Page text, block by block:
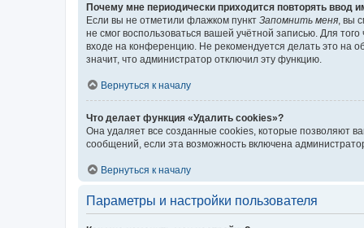
Почему мне периодически приходится повторять ввод
Если вы не отметили флажком пункт Запомнить меня , вы
не смог воспользоваться вашей учётной записью. Для
входе на конференцию. Не рекомендуется делать это на
значит, что администратор отключил эту функцию.
Вернуться к началу
Что делает функция «Удалить cookies»?
Она удаляет все созданные cookies, которые позволяют
сообщений, если эта возможность включена
Вернуться к началу
Параметры и настройки пользователя